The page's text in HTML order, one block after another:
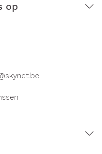
op
skynet.be